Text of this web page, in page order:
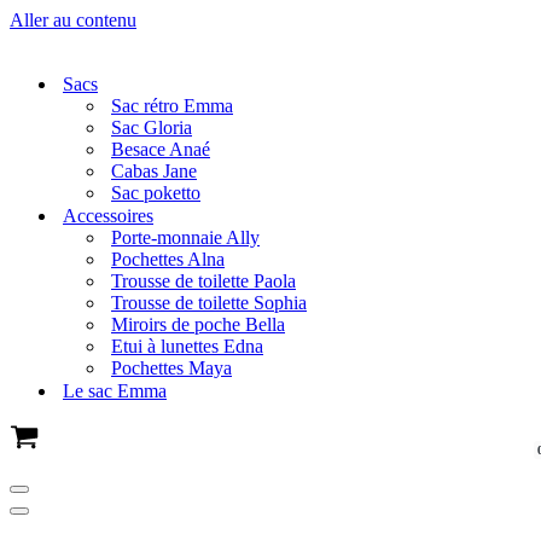
Aller au contenu
Sacs
Sac rétro Emma
Sac Gloria
Besace Anaé
Cabas Jane
Sac poketto
Accessoires
Porte-monnaie Ally
Pochettes Alna
Trousse de toilette Paola
Trousse de toilette Sophia
Miroirs de poche Bella
Etui à lunettes Edna
Pochettes Maya
Le sac Emma
Panier
Menu
de
Menu